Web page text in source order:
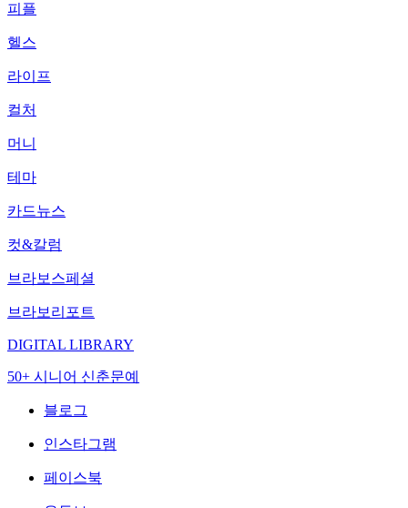
피플
헬스
라이프
컬처
머니
테마
카드뉴스
컷&칼럼
브라보스페셜
브라보리포트
DIGITAL LIBRARY
50+ 시니어 신춘문예
블로그
인스타그램
페이스북